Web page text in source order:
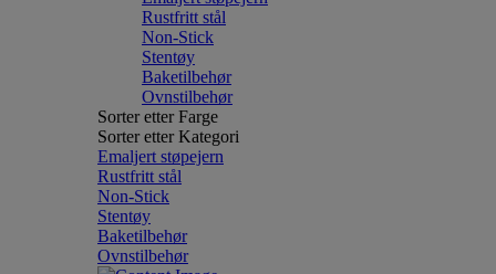
Rustfritt stål
Non-Stick
Stentøy
Baketilbehør
Ovnstilbehør
Sorter etter Farge
Sorter etter Kategori
Emaljert støpejern
Rustfritt stål
Non-Stick
Stentøy
Baketilbehør
Ovnstilbehør